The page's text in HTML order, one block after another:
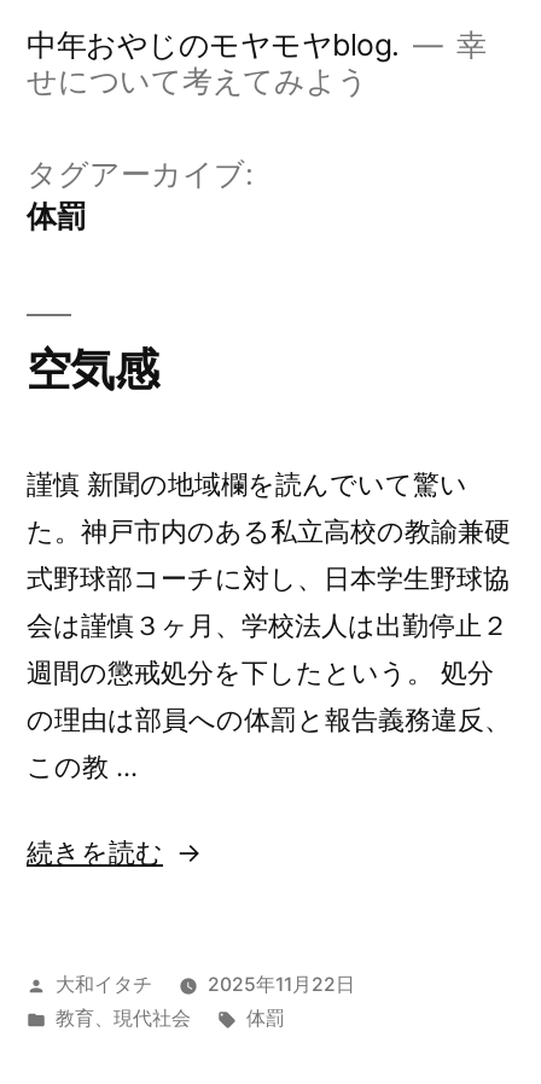
ツ
中年おやじのモヤモヤblog.
幸
せについて考えてみよう
タグアーカイブ:
体罰
空気感
謹慎 新聞の地域欄を読んでいて驚い
た。神戸市内のある私立高校の教諭兼硬
式野球部コーチに対し、日本学生野球協
会は謹慎３ヶ月、学校法人は出勤停止２
週間の懲戒処分を下したという。 処分
の理由は部員への体罰と報告義務違反、
この教 …
“空
の
続きを読む
投
稿
大和イタチ
2025年11月22日
カ
教育、 現代社会
タ
体罰